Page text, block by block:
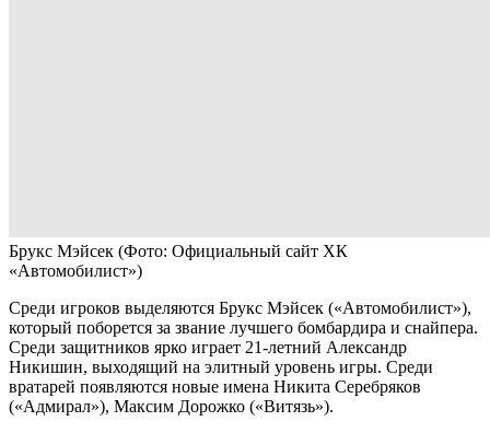
Брукс Мэйсек (Фото: Официальный сайт ХК
«Автомобилист»)
Среди игроков выделяются Брукс Мэйсек («Автомобилист»),
который поборется за звание лучшего бомбардира и снайпера.
Среди защитников ярко играет 21-летний Александр
Никишин, выходящий на элитный уровень игры. Среди
вратарей появляются новые имена Никита Серебряков
(«Адмирал»), Максим Дорожко («Витязь»).